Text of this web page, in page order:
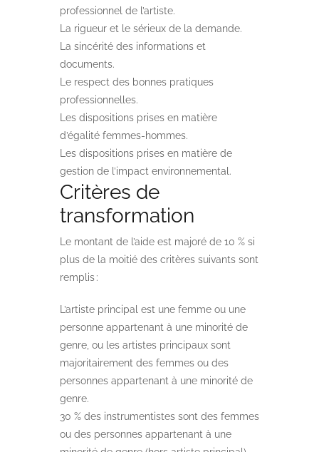
professionnel de l’artiste.
La rigueur et le sérieux de la demande.
La sincérité des informations et
documents.
Le respect des bonnes pratiques
professionnelles.
Les dispositions prises en matière
d’égalité femmes-hommes.
Les dispositions prises en matière de
gestion de l’impact environnemental.
Critères de
transformation
Le montant de l’aide est majoré de 10 % si
plus de la moitié des critères suivants sont
remplis :
L’artiste principal est une femme ou une
personne appartenant à une minorité de
genre, ou les artistes principaux sont
majoritairement des femmes ou des
personnes appartenant à une minorité de
genre.
30 % des instrumentistes sont des femmes
ou des personnes appartenant à une